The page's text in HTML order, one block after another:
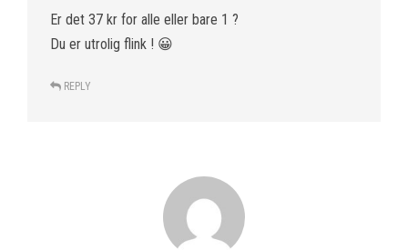
Er det 37 kr for alle eller bare 1 ?
Du er utrolig flink ! 😀
REPLY